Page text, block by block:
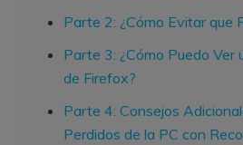
Parte 2: ¿Cómo Evitar que
Parte 3: ¿Cómo Puedo Ver
de Firefox?
Parte 4: Consejos
Perdidos de la PC con